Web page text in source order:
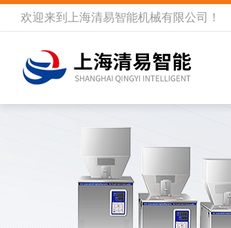
欢迎来到 上海清易智能机械有限公司 ！